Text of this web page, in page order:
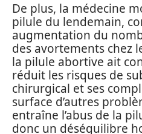
De plus, la médecine
pilule du lendemain,
augmentation du
des avortements chez
la pilule abortive ait
réduit les risques de
chirurgical et ses
surface d’autres
entraîne l’abus de la
donc un déséquilibre